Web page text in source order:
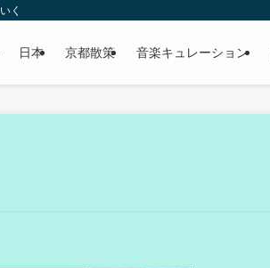
く
日本 京都散策 音楽キュレーション